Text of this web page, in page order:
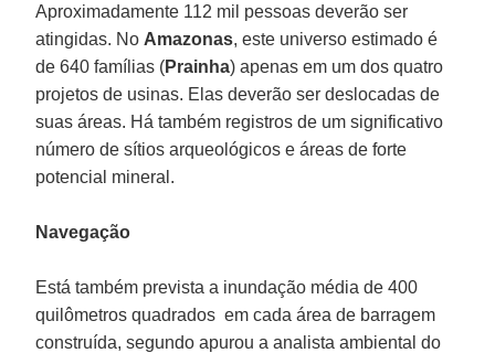
Aproximadamente 112 mil pessoas deverão ser
atingidas. No Amazonas, este universo estimado é
de 640 famílias (Prainha) apenas em um dos quatro
projetos de usinas. Elas deverão ser deslocadas de
suas áreas. Há também registros de um significativo
número de sítios arqueológicos e áreas de forte
potencial mineral.
Navegação
Está também prevista a inundação média de 400
quilômetros quadrados em cada área de barragem
construída, segundo apurou a analista ambiental do